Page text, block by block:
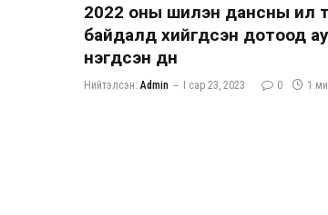
2022 оны шилэн дансны ил
байдалд хийгдсэн дотоод
нэгдсэн дүн
Нийтэлсэн: Admin I сар 23, 2023 0 1